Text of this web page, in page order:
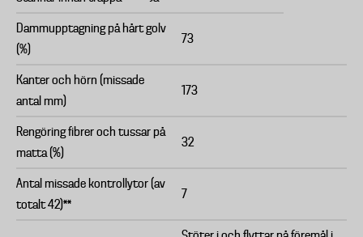
Dammupptagning på hårt golv
(%)
73
Kanter och hörn (missade
antal mm)
173
Rengöring fibrer och tussar på
matta (%)
32
Antal missade kontrollytor (av
totalt 42)**
7